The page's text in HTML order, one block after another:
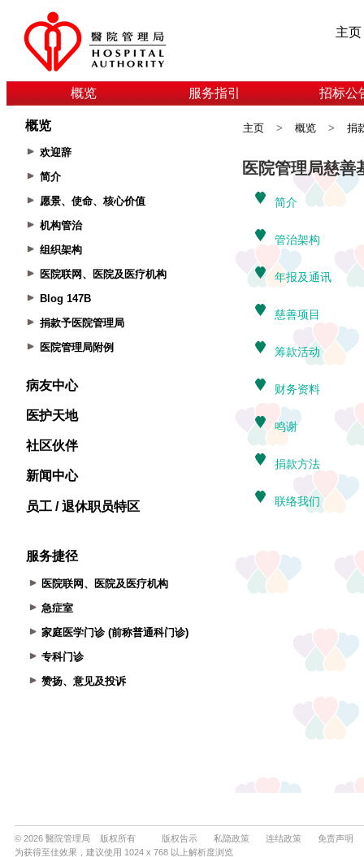
主页
概览 服务指引 招标公
概览
欢迎辞
简介
愿景、使命、核心价值
机构管治
组织架构
医院联网、医院及医疗机构
Blog 147B
捐款予医院管理局
医院管理局附例
病友中心
医护天地
社区伙伴
新闻中心
员工 / 退休职员特区
服务捷径
医院联网、医院及医疗机构
急症室
家庭医学门诊 (前称普通科门诊)
专科门诊
赞扬、意见及投诉
主页 > 概览 > 捐
© 2026 醫院管理局 版权所有 版权告示 私隐政策 连结政策
免责声明
为获得至佳效果，建议使用 1024 x 768 以上解析度浏览